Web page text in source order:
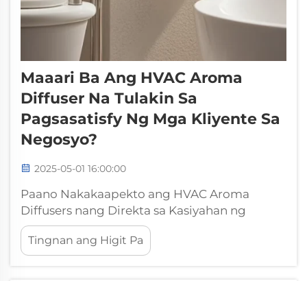
Maaari Ba Ang HVAC Aroma
Diffuser Na Tulakin Sa
Pagsasatisfy Ng Mga Kliyente Sa
Negosyo?
2025-05-01 16:00:00
Paano Nakakaapekto ang HVAC Aroma
Diffusers nang Direkta sa Kasiyahan ng
Customer Ang Agham ng Amoy at
Emosyonal na Reaksyon Ang pagkakaalam
kung paano talaga gumagana ang mga
Tingnan ang Higit Pa